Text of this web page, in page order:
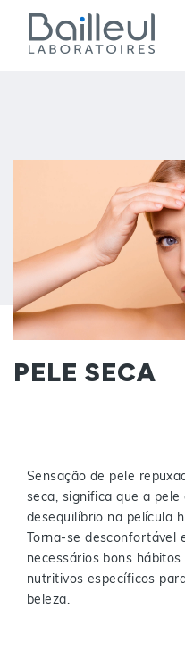
PELE SECA
Sensação de pele
seca, significa que a
desequilíbrio na película
Torna-se desconfortável
necessários bons
nutritivos específicos
beleza.